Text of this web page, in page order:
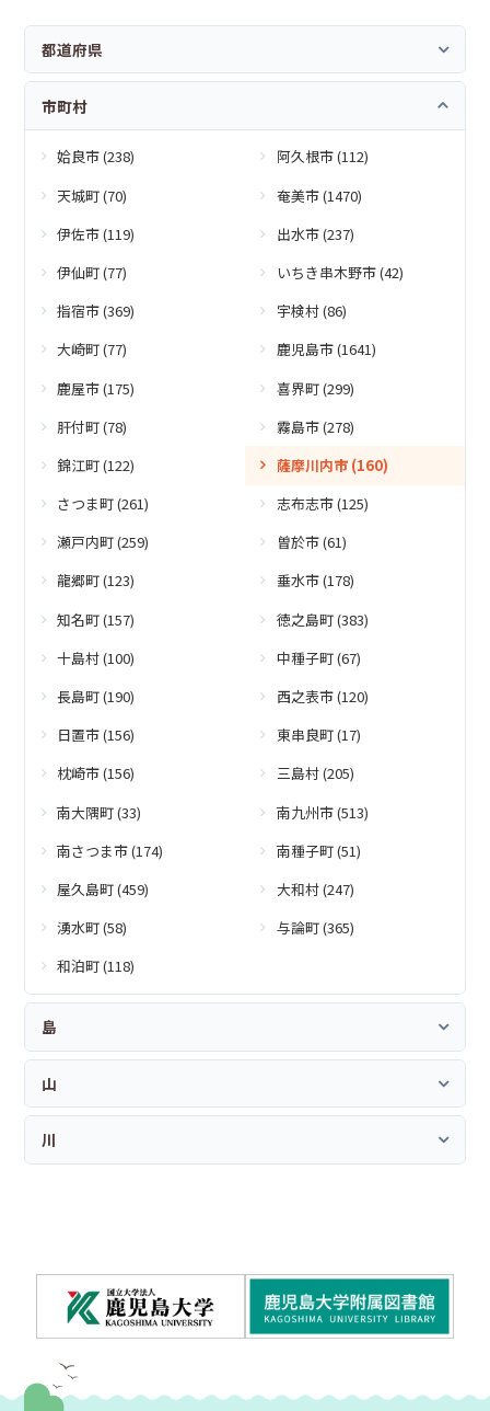
都道府県
市町村
姶良市 (238)
阿久根市 (112)
天城町 (70)
奄美市 (1470)
伊佐市 (119)
出水市 (237)
伊仙町 (77)
いちき串木野市 (42)
指宿市 (369)
宇検村 (86)
大崎町 (77)
鹿児島市 (1641)
鹿屋市 (175)
喜界町 (299)
肝付町 (78)
霧島市 (278)
錦江町 (122)
薩摩川内市 (160)
さつま町 (261)
志布志市 (125)
瀬戸内町 (259)
曽於市 (61)
龍郷町 (123)
垂水市 (178)
知名町 (157)
徳之島町 (383)
十島村 (100)
中種子町 (67)
長島町 (190)
西之表市 (120)
日置市 (156)
東串良町 (17)
枕崎市 (156)
三島村 (205)
南大隅町 (33)
南九州市 (513)
南さつま市 (174)
南種子町 (51)
屋久島町 (459)
大和村 (247)
湧水町 (58)
与論町 (365)
和泊町 (118)
島
山
川